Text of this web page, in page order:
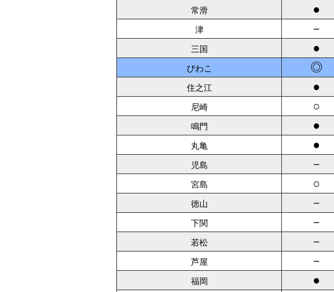
常滑 ●
津 －
三国 ●
びわこ ◎
住之江 ●
尼崎 ○
鳴門 ●
丸亀 ●
児島 －
宮島 ○
徳山 －
下関 －
若松 －
芦屋 －
福岡 ●